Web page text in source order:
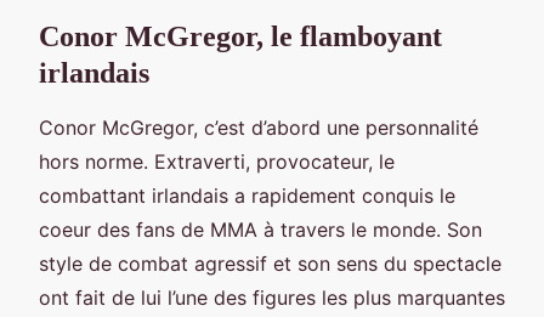
Conor McGregor, le flamboyant
irlandais
Conor McGregor, c’est d’abord une personnalité
hors norme. Extraverti, provocateur, le
combattant irlandais a rapidement conquis le
coeur des fans de MMA à travers le monde. Son
style de combat agressif et son sens du spectacle
ont fait de lui l’une des figures les plus marquantes